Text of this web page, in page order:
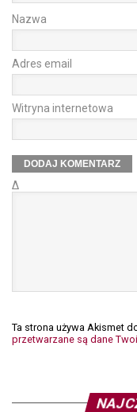
Nazwa
Adres email
Witryna internetowa
Δ
Ta strona używa Akismet
przetwarzane są dane